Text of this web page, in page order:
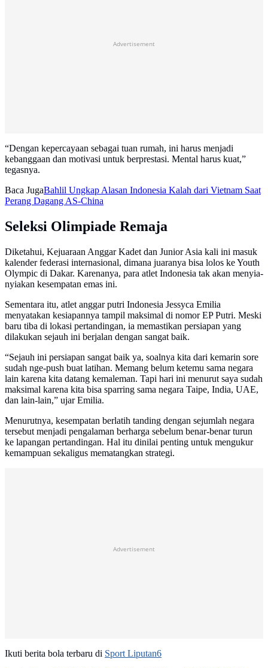
Advertisement
“Dengan kepercayaan sebagai tuan rumah, ini harus menjadi
kebanggaan dan motivasi untuk berprestasi. Mental harus kuat,”
tegasnya.
Baca JugaBahlil Ungkap Alasan Indonesia Kalah dari Vietnam Saat
Perang Dagang AS-China
Seleksi Olimpiade Remaja
Diketahui, Kejuaraan Anggar Kadet dan Junior Asia kali ini masuk
kalender federasi internasional, dimana juaranya bisa lolos ke Youth
Olympic di Dakar. Karenanya, para atlet Indonesia tak akan menyia-
nyiakan kesempatan emas ini.
Sementara itu, atlet anggar putri Indonesia Jessyca Emilia
menyatakan kesiapannya tampil maksimal di nomor EP Putri. Meski
baru tiba di lokasi pertandingan, ia memastikan persiapan yang
dilakukan sejauh ini berjalan dengan sangat baik.
“Sejauh ini persiapan sangat baik ya, soalnya kita dari kemarin sore
sudah nge-push buat latihan. Memang belum ketemu sama negara
lain karena kita datang kemaleman. Tapi hari ini menurut saya sudah
maksimal karena kita bisa sparring sama negara Taipe, India, UAE,
dan lain-lain,” ujar Emilia.
Menurutnya, kesempatan berlatih tanding dengan sejumlah negara
tersebut menjadi pengalaman berharga sebelum benar-benar turun
ke lapangan pertandingan. Hal itu dinilai penting untuk mengukur
kemampuan sekaligus mematangkan strategi.
Advertisement
Ikuti berita bola terbaru di Sport Liputan6